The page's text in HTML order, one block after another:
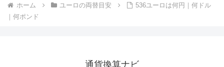
ホーム ユーロの両替目安
536ユーロは何円｜何ドル
｜何ポンド
通貨換算ナビ